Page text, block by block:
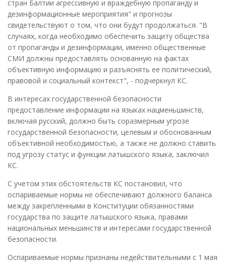
стран Балтии агрессивную и враждебную пропаганду и
дезинформационные мероприятия" и прогнозы
свидетельствуют о том, что они будут продолжаться. "В
случаях, когда необходимо обеспечить защиту общества
от пропаганды и дезинформации, именно общественные
СМИ должны предоставлять основанную на фактах
объективную информацию и разъяснять ее политический,
правовой и социальный контекст", - подчеркнул КС.
В интересах государственной безопасности
предоставление информации на языках нацменьшинств,
включая русский, должно быть соразмерным угрозе
государственной безопасности, целевым и обоснованным
объективной необходимостью, а также не должно ставить
под угрозу статус и функции латышского языка, заключил
КС.
С учетом этих обстоятельств КС постановил, что
оспариваемые нормы не обеспечивают должного баланса
между закрепленными в Конституции обязанностями
государства по защите латышского языка, правами
национальных меньшинств и интересами государственной
безопасности.
Оспариваемые нормы признаны недействительными с 1 мая